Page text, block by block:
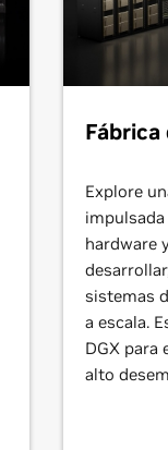
Fábrica
Explore
hardware
sistemas
a escala.
DGX para
alto